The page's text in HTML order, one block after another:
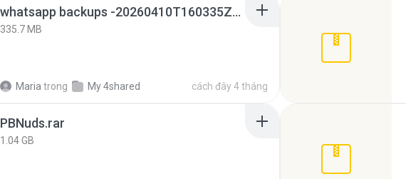
whatsapp backups -20260410T160335Z-3-001.zip
335.7 MB
Maria trong My 4shared cách đây 4 tháng
PBNuds.rar
1.04 GB